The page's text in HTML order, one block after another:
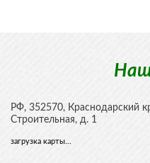
Наш
РФ, 352570, Краснодарский
Строительная, д. 1
загрузка карты...